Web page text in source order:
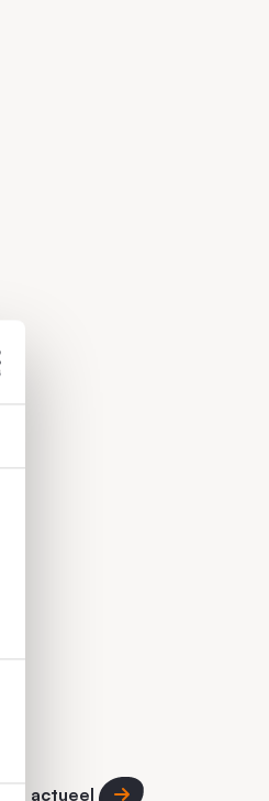
Alle actueel